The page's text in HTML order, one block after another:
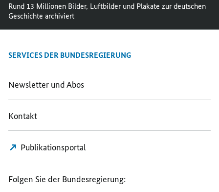
Rund 13 Millionen Bilder, Luftbilder und Plakate zur deutschen
Geschichte archiviert
SERVICES DER BUNDESREGIERUNG
Newsletter und Abos
Kontakt
Publikationsportal
Folgen Sie der Bundesregierung: